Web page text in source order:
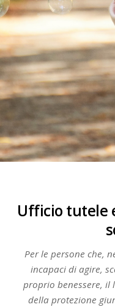
Ufficio tutele
Per le persone che,
incapaci di agire,
proprio benessere, il
della protezione